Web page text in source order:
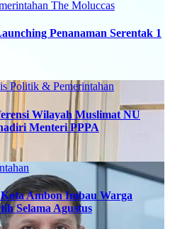
The Moluccas
Penanaman Serentak 1
Politik & Pemerintahan
Wilayah Muslimat NU
Menteri PPPA
Ambon Imbau Warga
Selama Agustus